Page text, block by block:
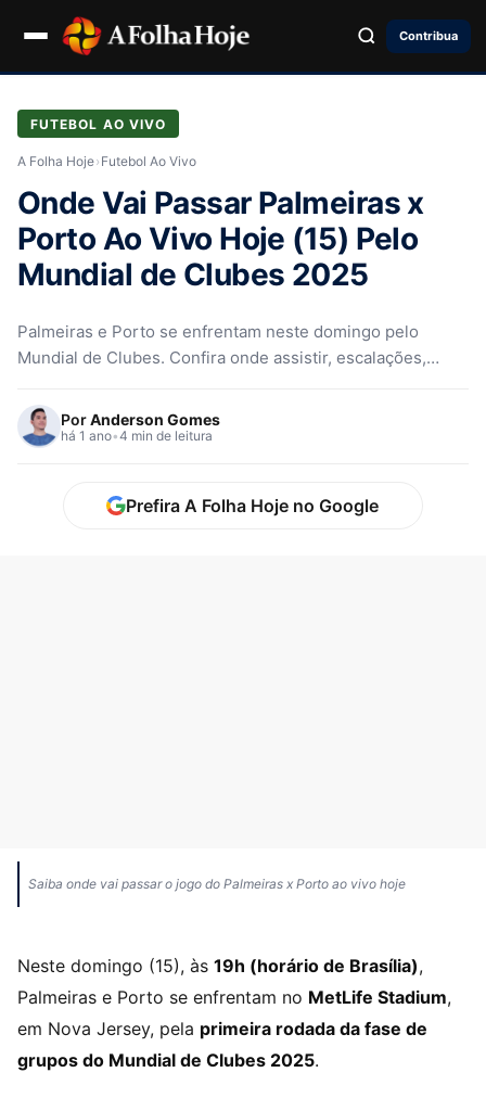
Contribua
FUTEBOL AO VIVO
A Folha Hoje› Futebol Ao Vivo
Onde Vai Passar Palmeiras x
Porto Ao Vivo Hoje (15) Pelo
Mundial de Clubes 2025
Palmeiras e Porto se enfrentam neste domingo pelo
Mundial de Clubes. Confira onde assistir, escalações,
Stadium.PorAnderson Gomes
há 1 ano•4 min de leitura
Prefira A Folha Hoje no Google
Saiba onde vai passar o jogo do Palmeiras x Porto ao vivo hoje
Neste domingo (15), às 19h (horário de Brasília),
Palmeiras e Porto se enfrentam no MetLife Stadium,
em Nova Jersey, pela primeira rodada da fase de
grupos do Mundial de Clubes 2025.